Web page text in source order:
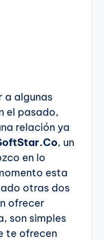
a algunas
el pasado,
relación ya
, un
en lo
esta
otras dos
ofrecer
son simples
te ofrecen